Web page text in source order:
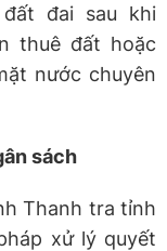
đai sau khi
thuê đất hoặc
nước chuyên
sách
Thanh tra tỉnh
xử lý quyết